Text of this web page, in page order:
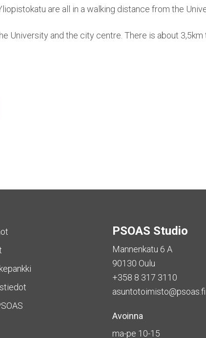
are all in a walking distance from the
University and the city centre. There is about
PSOAS Studio
Mannenkatu 6 A
90130 Oulu
+358 8 317 3110
asuntotoimisto@psoas.fi
Avoinna
ma-pe 10-15